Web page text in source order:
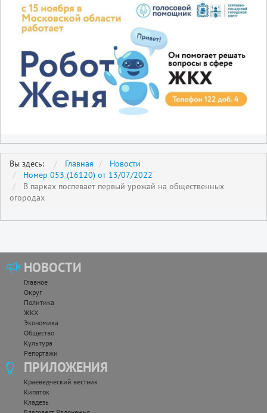
Вы здесь: Главная
Новости
Номер 053 (16120) от 13/07/2022
В парках поспевает первый урожай на общественных
огородах
НОВОСТИ
Главное
Округ
Политика
ЖКХ
Экономика
Общество
Культура
Репортажи
ПРИЛОЖЕНИЯ
Краеведческий вестник
Кипяток
Кладезь